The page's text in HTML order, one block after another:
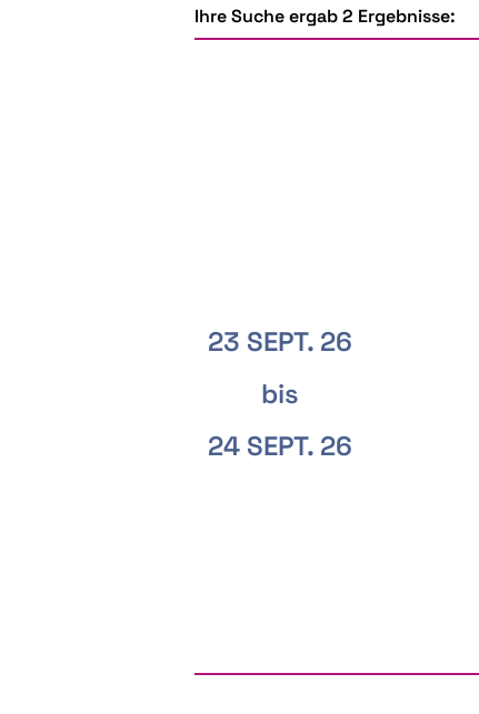
Ihre Suche ergab 2 Ergebnisse:
23 SEPT. 26
bis
24 SEPT. 26